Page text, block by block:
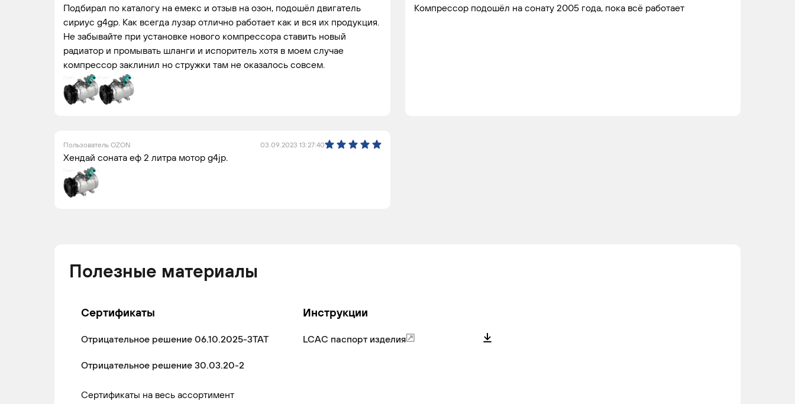
Подбирал по каталогу на емекс и отзыв на озон, подошёл двигатель
сириус g4gp. Как всегда лузар отлично работает как и вся их продукция.
Не забывайте при установке нового компрессора ставить новый
радиатор и промывать шланги и испоритель хотя в моем случае
компрессор заклинил но стружки там не оказалось совсем.
Компрессор подошёл на сонату 2005 года, пока всё работает
Пользователь OZON 03.09.2023 13:27:40
Хендай соната еф 2 литра мотор g4jp.
Полезные материалы
Сертификаты
Отрицательное решение 06.10.2025-3ТАТ
Отрицательное решение 30.03.20-2
Сертификаты на весь ассортимент
Инструкции
LCAC паспорт изделия